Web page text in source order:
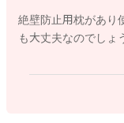
絶壁防止用枕があり
も大丈夫なのでしょ